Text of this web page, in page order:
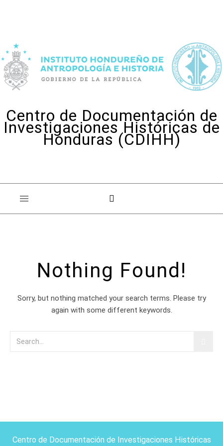
Centro de Documentación de
Investigaciones Históricas de
Honduras (CDIHH)
Nothing Found!
Sorry, but nothing matched your search terms. Please try
again with some different keywords.
Centro de Documentación de Investigaciones Históricas